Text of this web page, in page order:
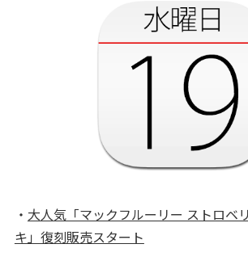
・ 大人気「マックフルーリー ストロベ
キ」復刻販売スタート